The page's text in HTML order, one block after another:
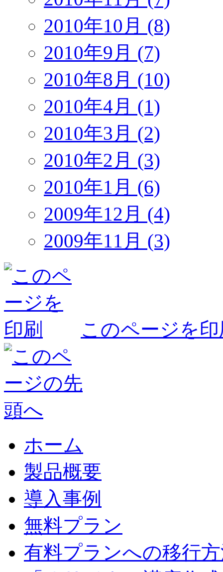
2010年10月 (8)
2010年9月 (7)
2010年8月 (10)
2010年4月 (1)
2010年3月 (2)
2010年2月 (3)
2010年1月 (6)
2009年12月 (4)
2009年11月 (3)
このページを
ホーム
製品概要
導入事例
無料プラン
有料プランへの移行